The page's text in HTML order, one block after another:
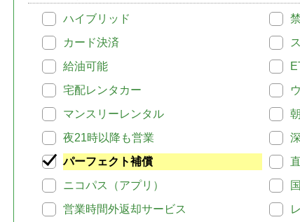
ハイブリッド
カード決済
給油可能
宅配レンタカー
マンスリーレンタル
夜21時以降も営業
パーフェクト補償
ニコパス（アプリ）
営業時間外返却サービス